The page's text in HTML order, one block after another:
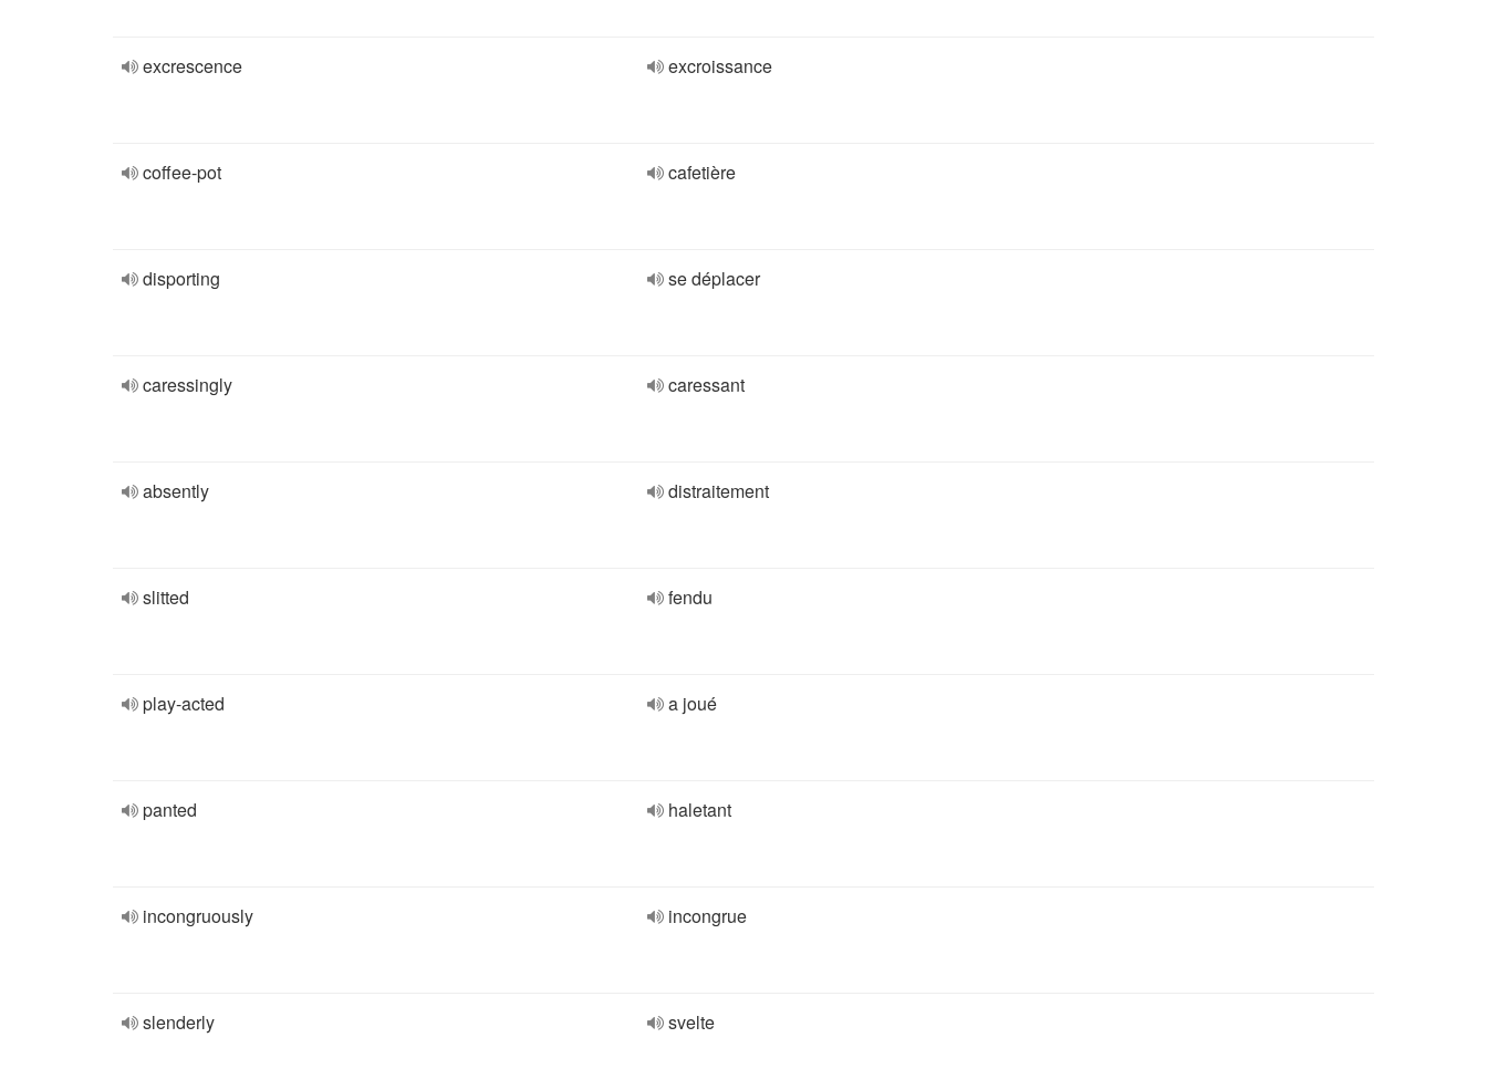
excrescence excroissance
coffee-pot cafetière
disporting se déplacer
caressingly caressant
absently distraitement
slitted fendu
play-acted a joué
panted haletant
incongruously incongrue
slenderly svelte